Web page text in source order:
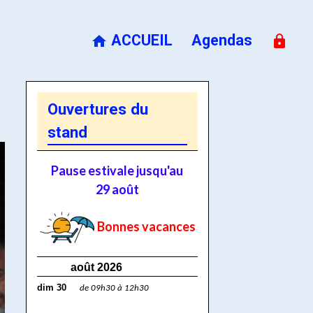
ACCUEIL Agendas
Ouvertures du
stand
Pause estivale jusqu'au
29 août
Bonnes vacances
août 2026
dim 30 de 09h30 à 12h30